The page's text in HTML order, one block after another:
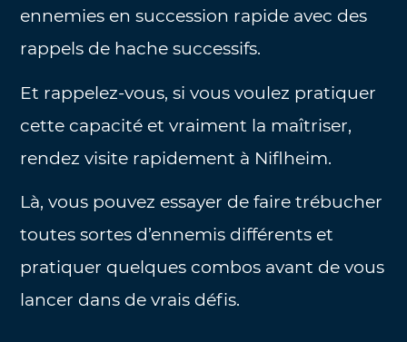
ennemies en succession rapide avec des
rappels de hache successifs.
Et rappelez-vous, si vous voulez pratiquer
cette capacité et vraiment la maîtriser,
rendez visite rapidement à Niflheim.
Là, vous pouvez essayer de faire trébucher
toutes sortes d’ennemis différents et
pratiquer quelques combos avant de vous
lancer dans de vrais défis.